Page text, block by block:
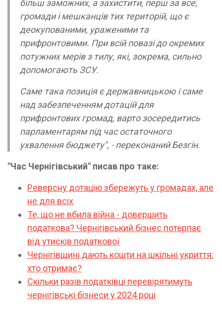
більш заможних, а захистити, перш за все,
громади і мешканців тих територій, що є
деокупованими, ураженими та
прифронтовими. При всій повазі до окремих
потужних мерів з тилу, які, зокрема, сильно
допомогають ЗСУ.
Саме така позиція є державницькою і саме
над забезпеченням дотацій для
прифронтових громад, варто зосередитись
парламентарям під час остаточного
ухвалення бюджету", - переконаний Безгін.
"Час Чернігівський" писав про таке:
Реверсну дотацію збережуть у громадах, але
не для всіх
Те, що не вбила війна - довершить
податкова? Чернігівський бізнес потерпає
від утисків податкової
Чернігівщині дають кошти на шкільні укриття:
хто отримає?
Скільки разів податківці перевірятимуть
чернігівські бізнеси у 2024 році